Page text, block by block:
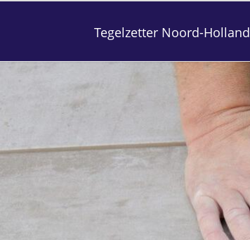
Tegelzetter Noord-Holland